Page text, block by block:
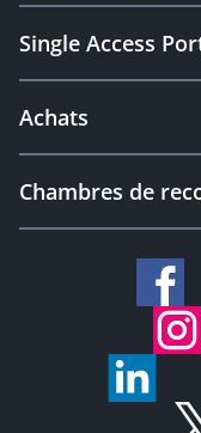
Single Access
Achats
Chambres de